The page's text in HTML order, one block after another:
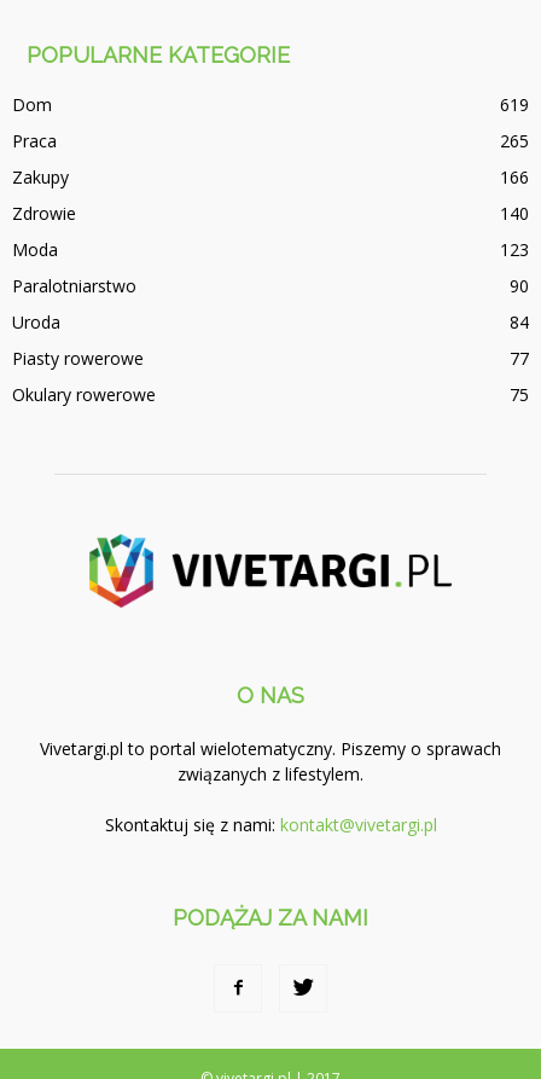
POPULARNE KATEGORIE
Dom
619
Praca
265
Zakupy
166
Zdrowie
140
Moda
123
Paralotniarstwo
90
Uroda
84
Piasty rowerowe
77
Okulary rowerowe
75
O NAS
Vivetargi.pl to portal wielotematyczny. Piszemy o sprawach
związanych z lifestylem.
Skontaktuj się z nami: kontakt@vivetargi.pl
PODĄŻAJ ZA NAMI